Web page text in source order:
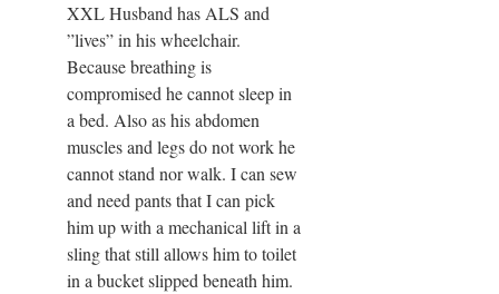
XXL Husband has ALS and
”lives” in his wheelchair.
Because breathing is
compromised he cannot sleep in
a bed. Also as his abdomen
muscles and legs do not work he
cannot stand nor walk. I can sew
and need pants that I can pick
him up with a mechanical lift in a
sling that still allows him to toilet
in a bucket slipped beneath him.